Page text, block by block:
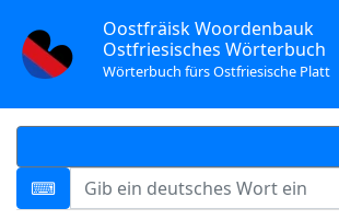
Oostfräisk Woordenbauk
Ostfriesisches Wörterbuch
Wörterbuch fürs Ostfriesische Platt